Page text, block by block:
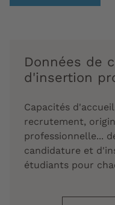
Données de
d'insertion
Capacités
recrutement,
professionnelle...
candidature et
étudiants pour